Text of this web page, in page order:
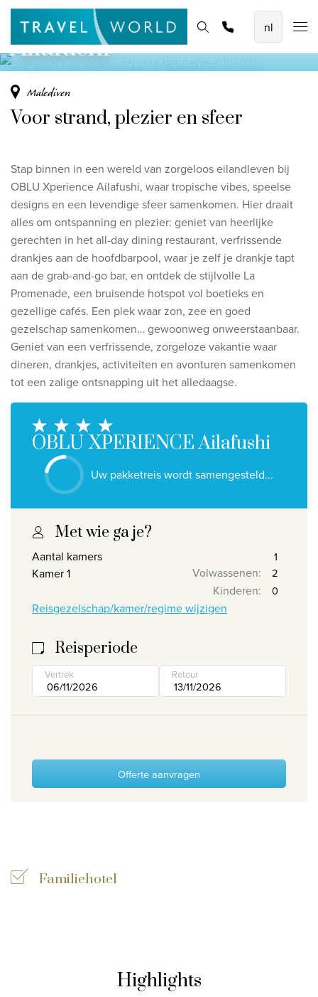
De mooiste vliegvakanties
Baoase Luxury Resort Curaçao
Lux* Grand Baie Resort Mauritius
Constance Halaveli Maldives
Bekijk alle vliegvakanties
Unieke rondreizen
8-daagse Emiraten Ontdekkingsreis
Fly & Drive - Kleuren van Yucatan
Ontdekking Sri Lanka
Bekijk alle rondreizen
Ontdek onze thema's
Huwelijksreis
Adults only
Luxury
Bekijk alle thema's
De beste aanbiedingen
IKYK Malta
Dhigali Resort Maldives
SALT of Palmar Mauritius
Wie zijn wij
Waarom Travelworld
Nuttige links
Privacy disclaimer
Homepage Bestemmingen Thema's Promoties
Offerte aanvragen
OBLU XPERIENCE
Ailafushi
Malediven
Voor strand, plezier en sfeer
Stap binnen in een wereld van zorgeloos eilandleven bij
OBLU Xperience Ailafushi, waar tropische vibes, speelse
designs en een levendige sfeer samenkomen. Hier draait
alles om ontspanning en plezier: geniet van heerlijke
gerechten in het all-day dining restaurant, verfrissende
drankjes aan de hoofdbarpool, waar je zelf je drankje tapt
aan de grab-and-go bar, en ontdek de stijlvolle La
Promenade, een bruisende hotspot vol boetieks en
gezellige cafés. Een plek waar zon, zee en goed
gezelschap samenkomen… gewoonweg onweerstaanbaar.
Geniet van een verfrissende, zorgeloze vakantie waar
dineren, drankjes, activiteiten en avonturen samenkomen
tot een zalige ontsnapping uit het alledaagse.
OBLU XPERIENCE Ailafushi
Uw pakketreis wordt samengesteld...
Met wie ga je?
Aantal kamers
Kamer 1
Volwassenen:
Kinderen:
Reisgezelschap/kamer/regime wijzigen
Reisperiode
Vertrek Retour
Offerte aanvragen
Familiehotel
Highlights